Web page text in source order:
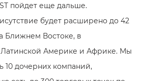
пойдет еще дальше.
будет расширено до 42
Ближнем Востоке, в
Америке и Африке. Мы
10 дочерних компаний,